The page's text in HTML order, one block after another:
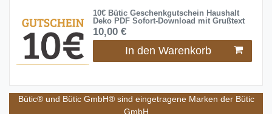
10€ Bütic Geschenkgutschein Haushalt
Deko PDF Sofort-Download mit Grußtext
10,00 €
In den Warenkorb
Bütic® und Bütic GmbH® sind eingetragene Marken der Bütic
GmbH